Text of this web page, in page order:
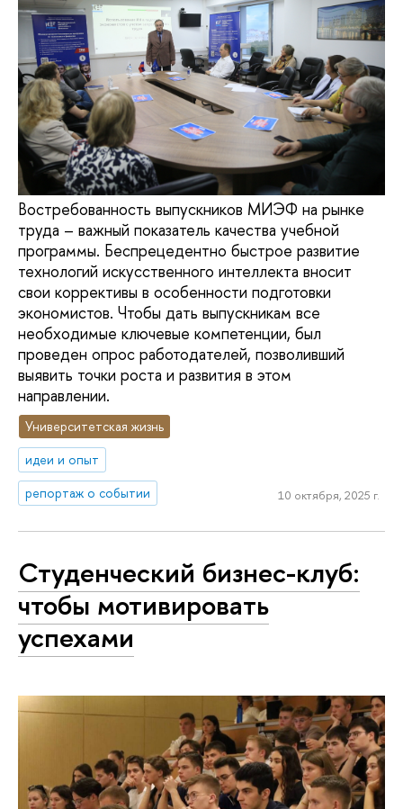
Востребованность выпускников МИЭФ на рынке
труда – важный показатель качества учебной
программы. Беспрецедентно быстрое развитие
технологий искусственного интеллекта вносит
свои коррективы в особенности подготовки
экономистов. Чтобы дать выпускникам все
необходимые ключевые компетенции, был
проведен опрос работодателей, позволивший
выявить точки роста и развития в этом
направлении.
Университетская жизнь
идеи и опыт
репортаж о событии
10 октября, 2025 г.
Студенческий бизнес-клуб:
чтобы мотивировать
успехами